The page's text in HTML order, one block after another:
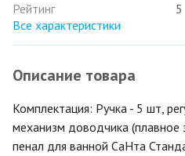
Рейтинг
5
Все характеристики
Описание товара
Комплектация: Ручка - 5 шт,
механизм доводчика
пенал для ванной СаНта